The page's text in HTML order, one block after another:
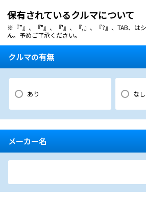
保有されているクルマについて
※『”』、『"』、『'』、『,』、『?』、TAB、は
ん。予めご了承ください。
クルマの有無
あり なし
メーカー名